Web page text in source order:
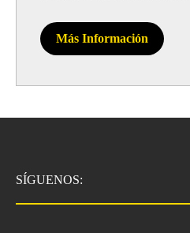
Más Información
SÍGUENOS: